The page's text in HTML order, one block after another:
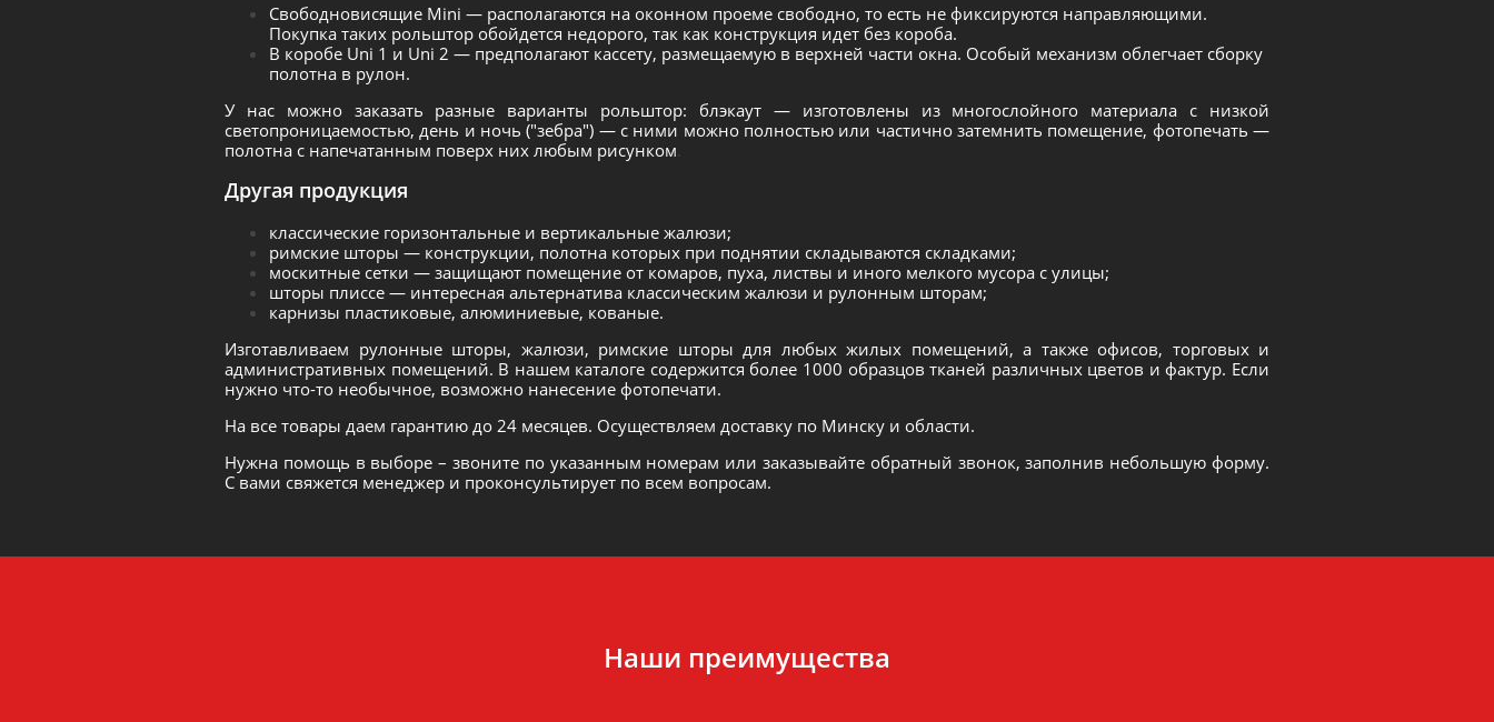
Свободновисящие Mini — располагаются на оконном проеме свободно, то есть не фиксируются направляющими.
Покупка таких рольштор обойдется недорого, так как конструкция идет без короба.
В коробе Uni 1 и Uni 2 — предполагают кассету, размещаемую в верхней части окна. Особый механизм облегчает сборку
полотна в рулон.
У нас можно заказать разные варианты рольштор: блэкаут — изготовлены из многослойного материала с низкой
светопроницаемостью, день и ночь ("зебра") — с ними можно полностью или частично затемнить помещение, фотопечать —
полотна с напечатанным поверх них любым рисунком
Другая продукция
классические горизонтальные и вертикальные жалюзи;
римские шторы — конструкции, полотна которых при поднятии складываются складками;
москитные сетки — защищают помещение от комаров, пуха, листвы и иного мелкого мусора с улицы;
шторы плиссе — интересная альтернатива классическим жалюзи и рулонным шторам;
карнизы пластиковые, алюминиевые, кованые.
Изготавливаем рулонные шторы, жалюзи, римские шторы для любых жилых помещений, а также офисов, торговых и
административных помещений. В нашем каталоге содержится более 1000 образцов тканей различных цветов и фактур. Если
нужно что-то необычное, возможно нанесение фотопечати.
На все товары даем гарантию до 24 месяцев. Осуществляем доставку по Минску и области.
Нужна помощь в выборе – звоните по указанным номерам или заказывайте обратный звонок, заполнив небольшую форму.
С вами свяжется менеджер и проконсультирует по всем вопросам.
Наши преимущества